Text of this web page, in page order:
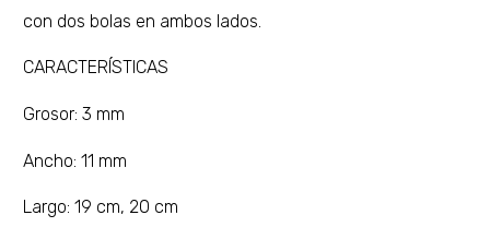
con dos bolas en ambos lados.
CARACTERÍSTICAS
Grosor: 3 mm
Ancho: 11 mm
Largo: 19 cm, 20 cm